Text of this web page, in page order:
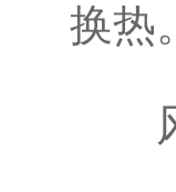
换热
风